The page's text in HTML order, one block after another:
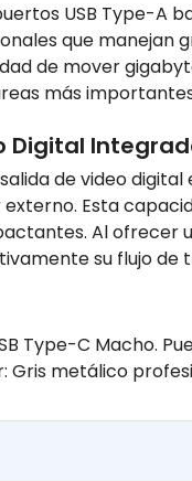
USB Type-A
que manejan
de mover
más
Digital
de video
externo. Esta
Al ofrecer
su flujo de
Type-C Macho.
Gris metálico